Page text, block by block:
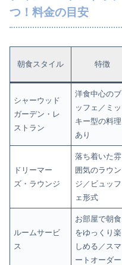
つ！料金の目安
朝食スタイル 特徴
シャーウッド
ガーデン・レ
ストラン
洋食中心のブ
ッフェ／ミッ
キー型の料理
あり
ドリーマー
ズ・ラウンジ
落ち着いた雰
囲気のラウン
ジ／ビュッフ
ェ形式
ルームサービ
ス
お部屋で朝食
をゆっくり楽
しめる／スマ
ートオーダー